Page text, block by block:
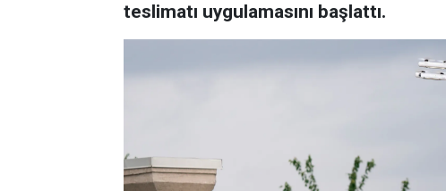
teslimatı uygulamasını başlattı.